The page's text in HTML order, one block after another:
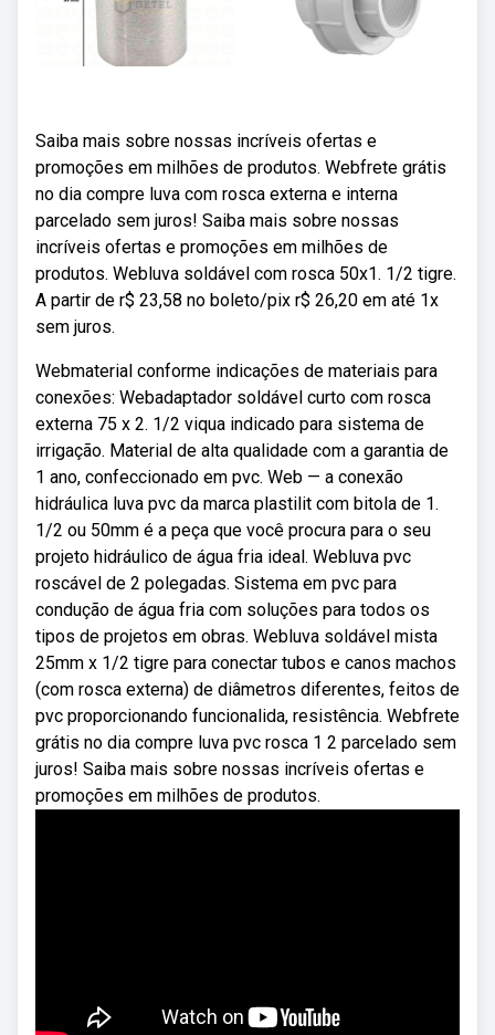
Saiba mais sobre nossas incríveis ofertas e
promoções em milhões de produtos. Webfrete grátis
no dia compre luva com rosca externa e interna
parcelado sem juros! Saiba mais sobre nossas
incríveis ofertas e promoções em milhões de
produtos. Webluva soldável com rosca 50x1. 1/2 tigre.
A partir de r$ 23,58 no boleto/pix r$ 26,20 em até 1x
sem juros.
Webmaterial conforme indicações de materiais para
conexões: Webadaptador soldável curto com rosca
externa 75 x 2. 1/2 viqua indicado para sistema de
irrigação. Material de alta qualidade com a garantia de
1 ano, confeccionado em pvc. Web — a conexão
hidráulica luva pvc da marca plastilit com bitola de 1.
1/2 ou 50mm é a peça que você procura para o seu
projeto hidráulico de água fria ideal. Webluva pvc
roscável de 2 polegadas. Sistema em pvc para
condução de água fria com soluções para todos os
tipos de projetos em obras. Webluva soldável mista
25mm x 1/2 tigre para conectar tubos e canos machos
(com rosca externa) de diâmetros diferentes, feitos de
pvc proporcionando funcionalida, resistência. Webfrete
grátis no dia compre luva pvc rosca 1 2 parcelado sem
juros! Saiba mais sobre nossas incríveis ofertas e
promoções em milhões de produtos.